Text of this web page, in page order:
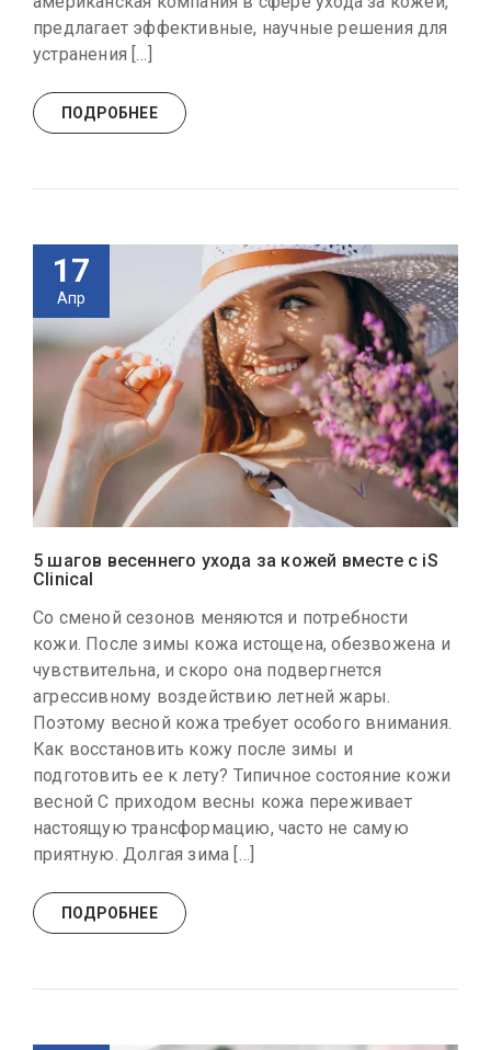
предлагает эффективные, научные решения для
устранения […]
ПОДРОБНЕЕ
17
Апр
5 шагов весеннего ухода за кожей вместе с iS
Clinical
Со сменой сезонов меняются и потребности
кожи. После зимы кожа истощена, обезвожена и
чувствительна, и скоро она подвергнется
агрессивному воздействию летней жары.
Поэтому весной кожа требует особого внимания.
Как восстановить кожу после зимы и
подготовить ее к лету? Типичное состояние кожи
весной С приходом весны кожа переживает
настоящую трансформацию, часто не самую
приятную. Долгая зима […]
ПОДРОБНЕЕ